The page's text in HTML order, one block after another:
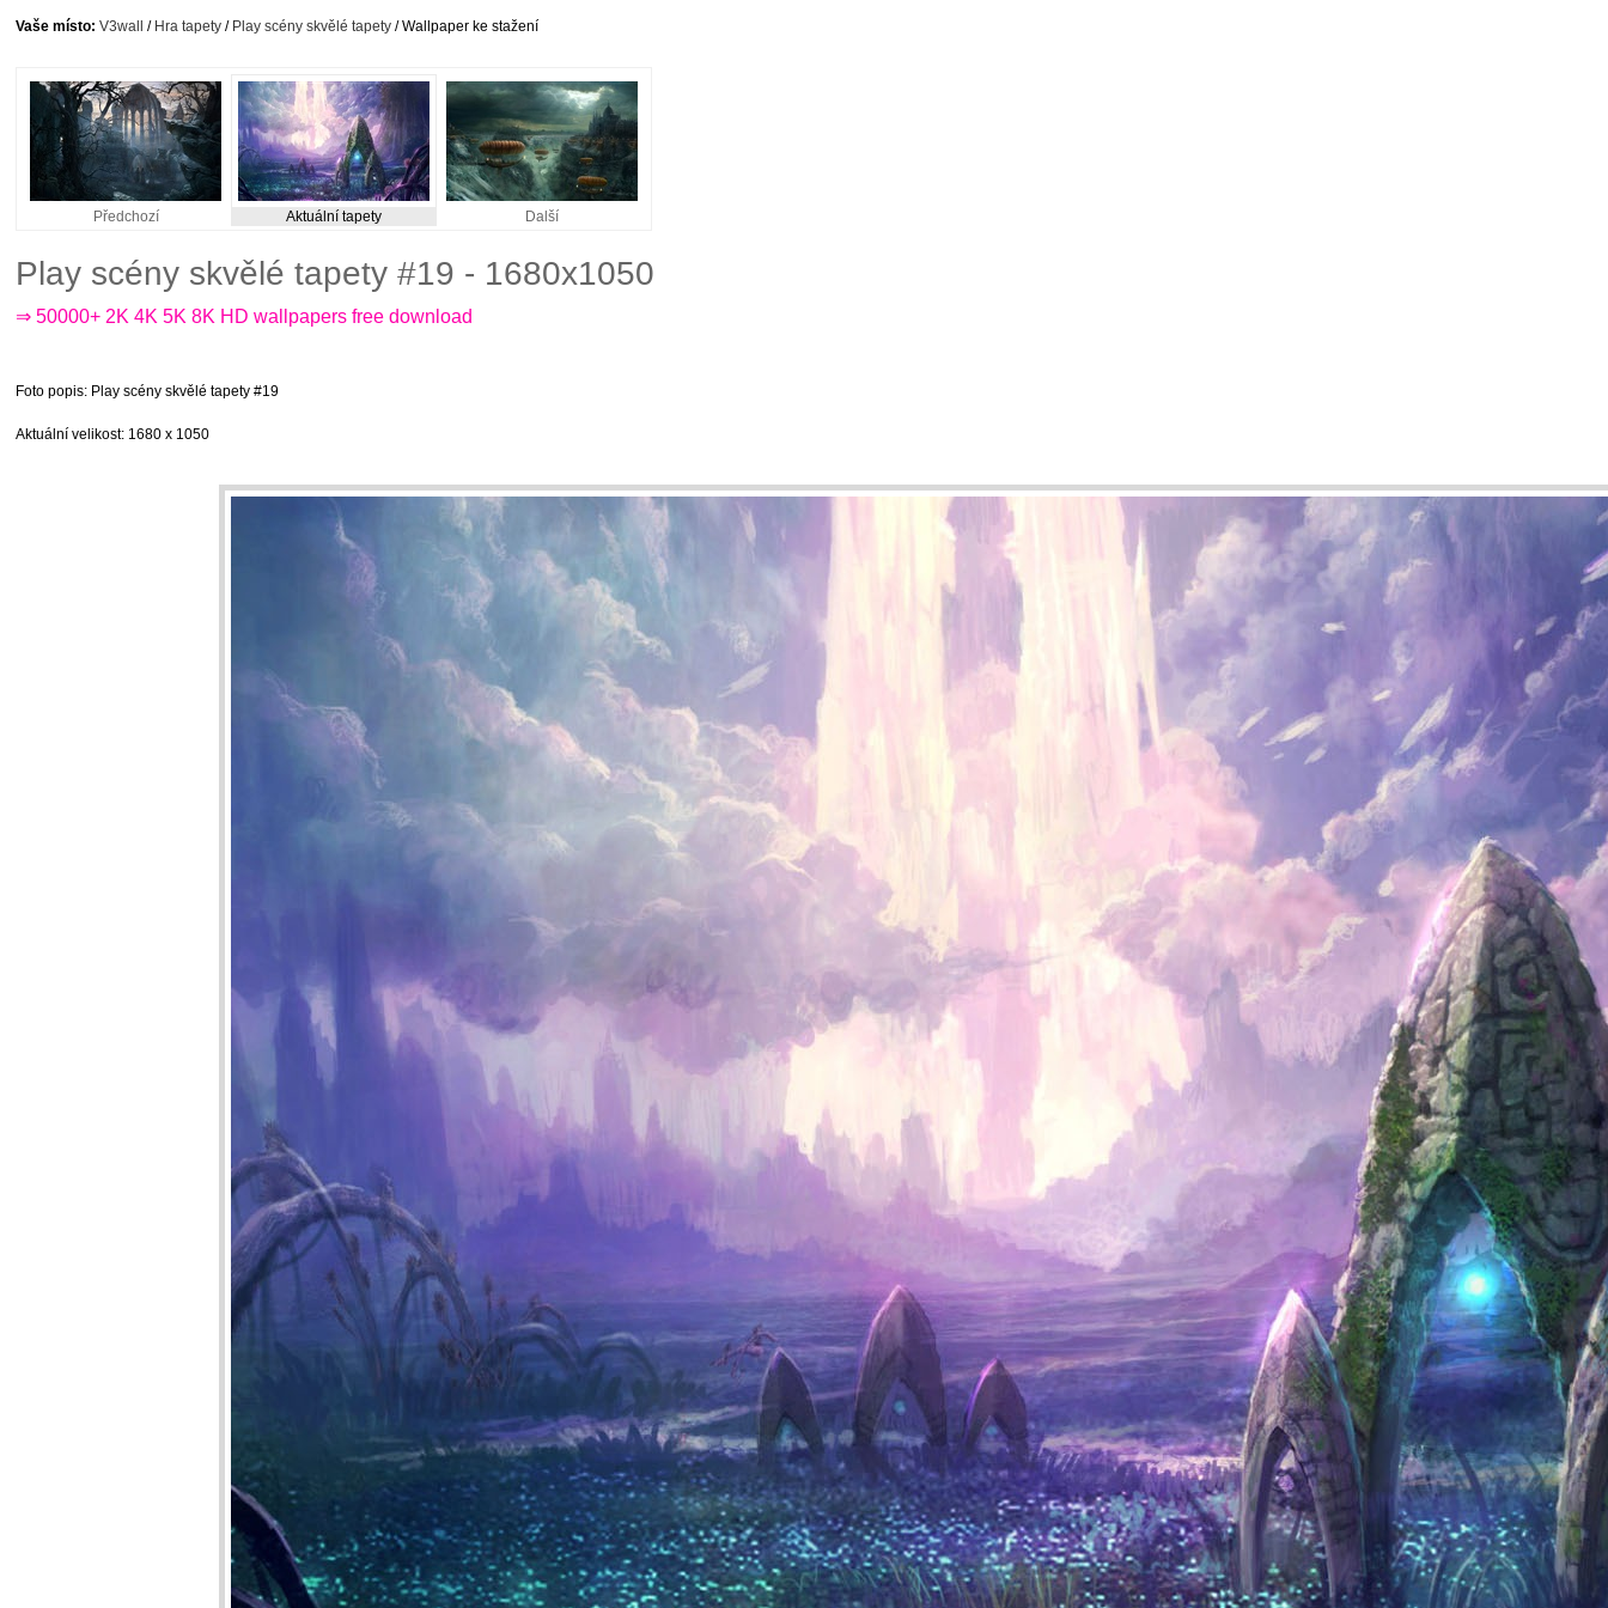
Vaše místo: V3wall / Hra tapety / Play scény skvělé tapety / Wallpaper ke stažení
Předchozí Aktuální tapety Další
Play scény skvělé tapety #19 - 1680x1050
⇒ 50000+ 2K 4K 5K 8K HD wallpapers free download
Foto popis: Play scény skvělé tapety #19
Aktuální velikost: 1680 x 1050